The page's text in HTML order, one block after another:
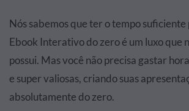
Nós sabemos que ter o tempo
Ebook Interativo do zero é um luxo que
possui. Mas você não precisa gastar
e super valiosas, criando suas
absolutamente do zero.